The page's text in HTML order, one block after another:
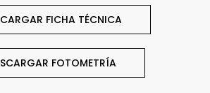
FICHA TÉCNICA
FOTOMETRÍA